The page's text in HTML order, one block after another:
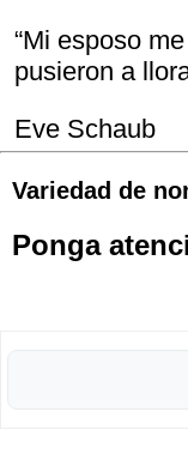
“Mi esposo
pusieron a
Eve Schaub
Variedad de
Ponga